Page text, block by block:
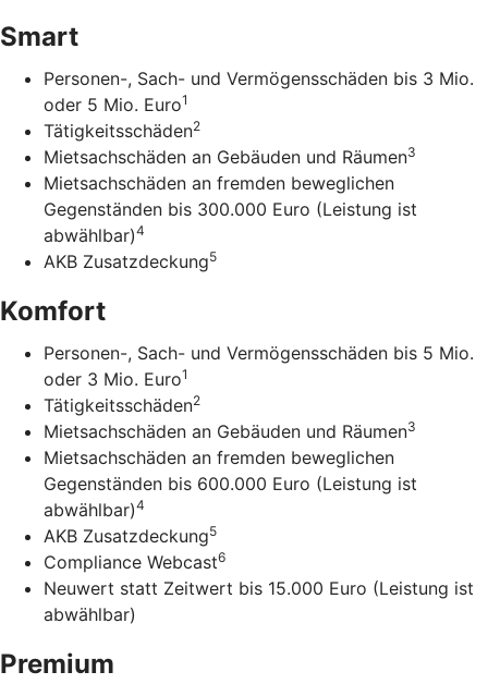
Smart
Personen-, Sach- und Vermögensschäden bis 3 Mio.
oder 5 Mio. Euro1
Tätigkeitsschäden2
Mietsachschäden an Gebäuden und Räumen3
Mietsachschäden an fremden beweglichen
Gegenständen bis 300.000 Euro (Leistung ist
abwählbar)4
AKB Zusatzdeckung5
Komfort
Personen-, Sach- und Vermögensschäden bis 5 Mio.
oder 3 Mio. Euro1
Tätigkeitsschäden2
Mietsachschäden an Gebäuden und Räumen3
Mietsachschäden an fremden beweglichen
Gegenständen bis 600.000 Euro (Leistung ist
abwählbar)4
AKB Zusatzdeckung5
Compliance Webcast6
Neuwert statt Zeitwert bis 15.000 Euro (Leistung ist
abwählbar)
Premium